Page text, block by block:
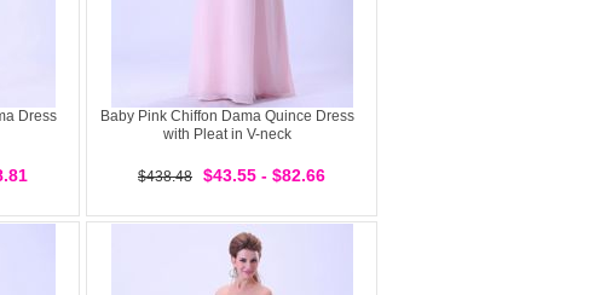
Dress
Baby Pink Chiffon Dama Quince Dress
with Pleat in V-neck
$438.48 $43.55 - $82.66